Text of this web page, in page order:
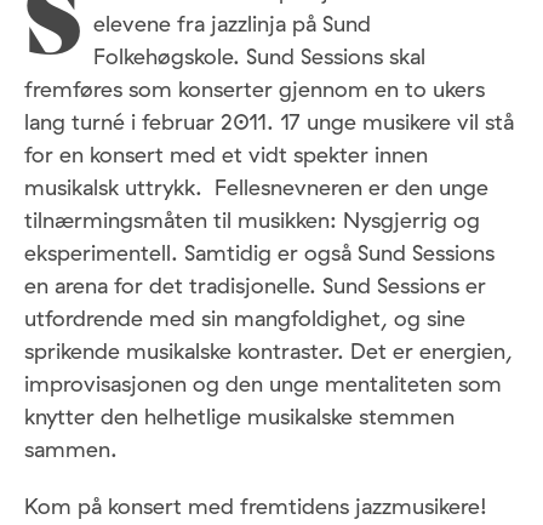
S elevene fra jazzlinja på Sund
Folkehøgskole. Sund Sessions skal
fremføres som konserter gjennom en to ukers
lang turné i februar 2011. 17 unge musikere vil stå
for en konsert med et vidt spekter innen
musikalsk uttrykk. Fellesnevneren er den unge
tilnærmingsmåten til musikken: Nysgjerrig og
eksperimentell. Samtidig er også Sund Sessions
en arena for det tradisjonelle. Sund Sessions er
utfordrende med sin mangfoldighet, og sine
sprikende musikalske kontraster. Det er energien,
improvisasjonen og den unge mentaliteten som
knytter den helhetlige musikalske stemmen
sammen.
Kom på konsert med fremtidens jazzmusikere!